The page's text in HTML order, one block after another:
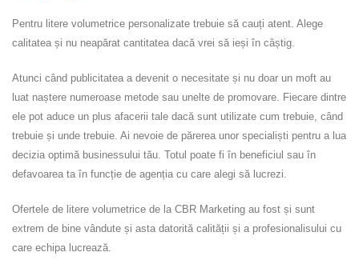
Pentru litere volumetrice personalizate trebuie să cauți atent. Alege
calitatea și nu neapărat cantitatea dacă vrei să ieși în câștig.
Atunci când publicitatea a devenit o necesitate și nu doar un moft au
luat naștere numeroase metode sau unelte de promovare. Fiecare dintre
ele pot aduce un plus afacerii tale dacă sunt utilizate cum trebuie, când
trebuie și unde trebuie. Ai nevoie de părerea unor specialiști pentru a lua
decizia optimă businessului tău. Totul poate fi în beneficiul sau în
defavoarea ta în funcție de agenția cu care alegi să lucrezi.
Ofertele de litere volumetrice de la CBR Marketing au fost și sunt
extrem de bine vândute și asta datorită calității și a profesionalisului cu
care echipa lucrează.